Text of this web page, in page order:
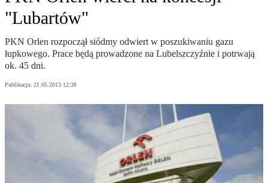
"Lubartów"
PKN Orlen rozpoczął siódmy odwiert w poszukiwaniu gazu
łupkowego. Prace będą prowadzone na Lubelszczyźnie i potrwają
ok. 45 dni.
Publikacja: 21.05.2013 12:38